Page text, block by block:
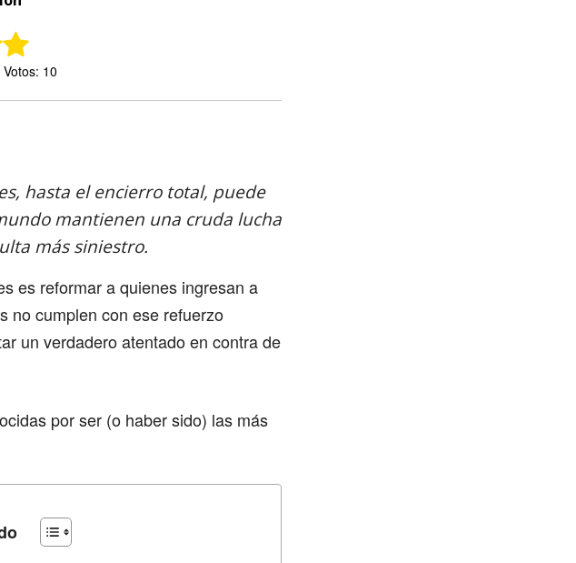
10
hasta el encierro total, puede
mantienen una cruda lucha
más siniestro.
es reformar a quienes ingresan a
no cumplen con ese refuerzo
un verdadero atentado en contra de
por ser (o haber sido) las más